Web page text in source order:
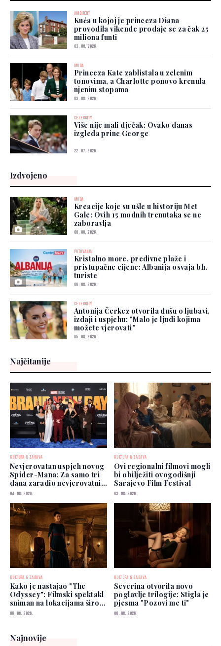
AMBIJENT
Kuća u kojoj je princeza Diana
provodila vikende prodaje se za čak 25
miliona funti
03. 08. 2026.
MODA
Princeza Kate zablistala u zelenim
tonovima, a Charlotte ponovo krenula
njenim stopama
03. 08. 2026.
CELEBRITY
Više nije mali dječak: Ovako danas
izgleda princ George
22. 07. 2026.
Izdvojeno
MODA
Kreacije koje su ušle u historiju Met
Gale: Ovih 15 modnih trenutaka se ne
zaboravlja
06. 08. 2026.
PUTOVANJA
Kristalno more, predivne plaže i
pristupačne cijene: Albanija osvaja bh.
turiste
06. 08. 2026.
CELEBRITY
Antonija Čerkez otvorila dušu o ljubavi,
izdaji i uspjehu: "Malo je ljudi kojima
možete vjerovati"
05. 08. 2026.
Najčitanije
KULTURA & ZABAVA
Nevjerovatan uspjeh novog
Spider-Mana: Za samo tri
dana zaradio nevjerovatnih
927 miliona dolara
04. 08. 2026.
KULTURA & ZABAVA
Ovi regionalni filmovi mogli
bi obilježiti ovogodišnji
Sarajevo Film Festival
03. 08. 2026.
KULTURA & ZABAVA
Kako je nastajao "The
Odyssey": Filmski spektakl
sniman na lokacijama širom
svijeta
06. 08. 2026.
KULTURA & ZABAVA
Severina otvorila novo
poglavlje trilogije: Stigla je
pjesma "Pozovi me ti"
06. 08. 2026.
Najnovije